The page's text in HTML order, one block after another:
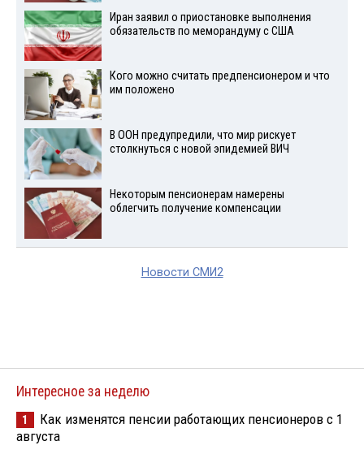
Иран заявил о приостановке выполнения
обязательств по меморандуму с США
Кого можно считать предпенсионером и что
им положено
В ООН предупредили, что мир рискует
столкнуться с новой эпидемией ВИЧ
Некоторым пенсионерам намерены
облегчить получение компенсации
Новости СМИ2
Интересное за неделю
1
Как изменятся пенсии работающих пенсионеров с 1
августа